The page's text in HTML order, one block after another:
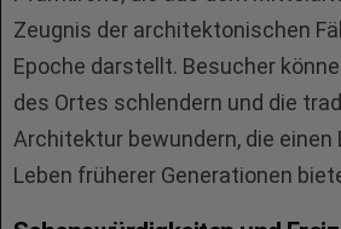
Zeugnis der architektonischen
Epoche darstellt. Besucher
des Ortes schlendern und die
Architektur bewundern, die einen
Leben früherer Generationen